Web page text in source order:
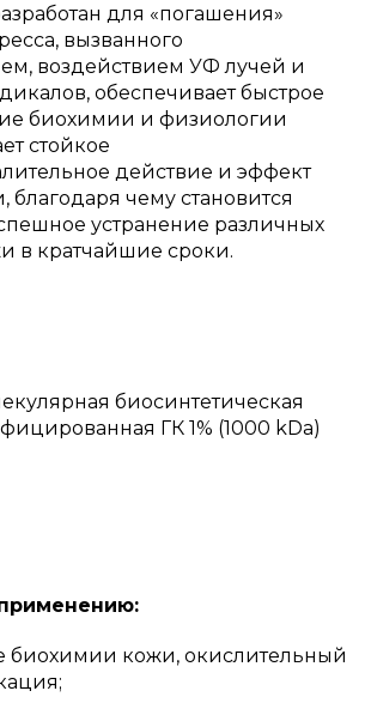
для «погашения»
вызванного
воздействием УФ лучей и
обеспечивает быстрое
биохимии и физиологии
стойкое
действие и эффект
благодаря чему становится
устранение различных
в кратчайшие сроки.
биосинтетическая
ГК 1% (1000 kDa)
биохимии кожи, окислительный